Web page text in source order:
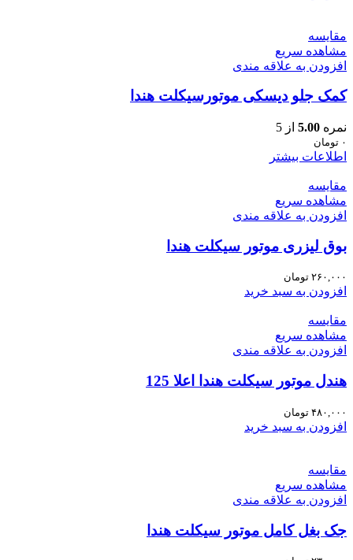
مقایسه
مشاهده سریع
افزودن به علاقه مندی
کمک جلو دیسکی موتورسیکلت هندا
نمره 5.00 از 5
۰ تومان
اطلاعات بیشتر
مقایسه
مشاهده سریع
افزودن به علاقه مندی
بوق لیزری موتور سیکلت هندا
۲۶۰,۰۰۰ تومان
افزودن به سبد خرید
مقایسه
مشاهده سریع
افزودن به علاقه مندی
هندل موتور سیکلت هندا اعلا 125
۴۸۰,۰۰۰ تومان
افزودن به سبد خرید
مقایسه
مشاهده سریع
افزودن به علاقه مندی
جک بغل کامل موتور سیکلت هندا